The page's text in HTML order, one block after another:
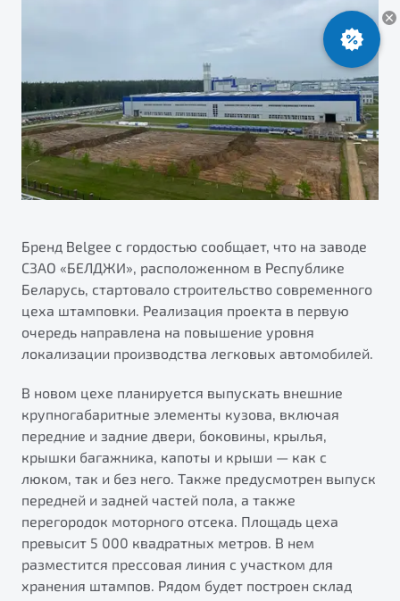
от 2 219 990 ₽*
Обзор В наличии
S50
от 1 699 990 ₽*
Обзор В наличии
X70
Страхование
Расчет КАСКО
автомобиля Belgee
Подробно
Автомобили в наличии
Тест-драйв
Автокредит
Спецпредложения
Клиентская поддержка
Помощь на дорогах
Belgee Линк
Belgee Клуб
Реферальная программа
Будьте еще более уверены на дорогах с программой
"Помощь на дорогах"
Преимущества программы
Бренд Belgee с гордостью сообщает, что на заводе
СЗАО «БЕЛДЖИ», расположенном в Республике
Беларусь, стартовало строительство современного
цеха штамповки. Реализация проекта в первую
очередь направлена на повышение уровня
локализации производства легковых автомобилей.
В новом цехе планируется выпускать внешние
крупногабаритные элементы кузова, включая
передние и задние двери, боковины, крылья,
крышки багажника, капоты и крыши — как с
люком, так и без него. Также предусмотрен выпуск
передней и задней частей пола, а также
перегородок моторного отсека. Площадь цеха
превысит 5 000 квадратных метров. В нем
разместится прессовая линия с участком для
хранения штампов. Рядом будет построен склад